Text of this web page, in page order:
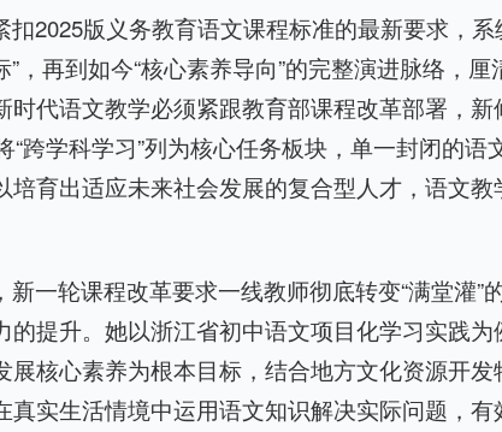
扣2025版义务教育语文课程标准的最新要求，
”，再到如今“核心素养导向”的完整演进脉络，
时代语文教学必须紧跟教育部课程改革部署，
“跨学科学习”列为核心任务板块，单一封闭的
培育出适应未来社会发展的复合型人才，语文
新一轮课程改革要求一线教师彻底转变“满堂灌”
的提升。她以浙江省初中语文项目化学习实践
展核心素养为根本目标，结合地方文化资源开
真实生活情境中运用语文知识解决实际问题，